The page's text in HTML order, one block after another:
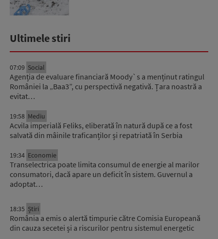
Ultimele stiri
07:09 Social
Agenția de evaluare financiară Moody`s a menținut ratingul
României la „Baa3”, cu perspectivă negativă. Țara noastră a
evitat…
19:58 Mediu
Acvila imperială Feliks, eliberată în natură după ce a fost
salvată din mâinile traficanților și repatriată în Serbia
19:34 Economie
Transelectrica poate limita consumul de energie al marilor
consumatori, dacă apare un deficit în sistem. Guvernul a
adoptat…
18:35 Știri
România a emis o alertă timpurie către Comisia Europeană
din cauza secetei și a riscurilor pentru sistemul energetic